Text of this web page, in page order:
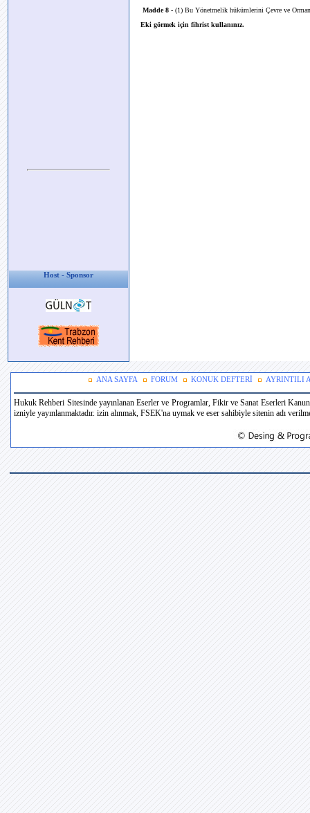
Host - Sponsor
Madde 8 - (1) Bu Yönetmelik hükümlerini Çevre ve
Eki görmek için fihrist kullanınız.
ANA SAYFA FORUM KONUK DEFTERİ AYRINTILI
Hukuk Rehberi Sitesinde yayınlanan Eserler ve Programlar, Fikir ve Sanat Eserleri
izniyle yayınlanmaktadır. izin alınmak, FSEK'na uymak ve eser sahibiyle sitenin adı